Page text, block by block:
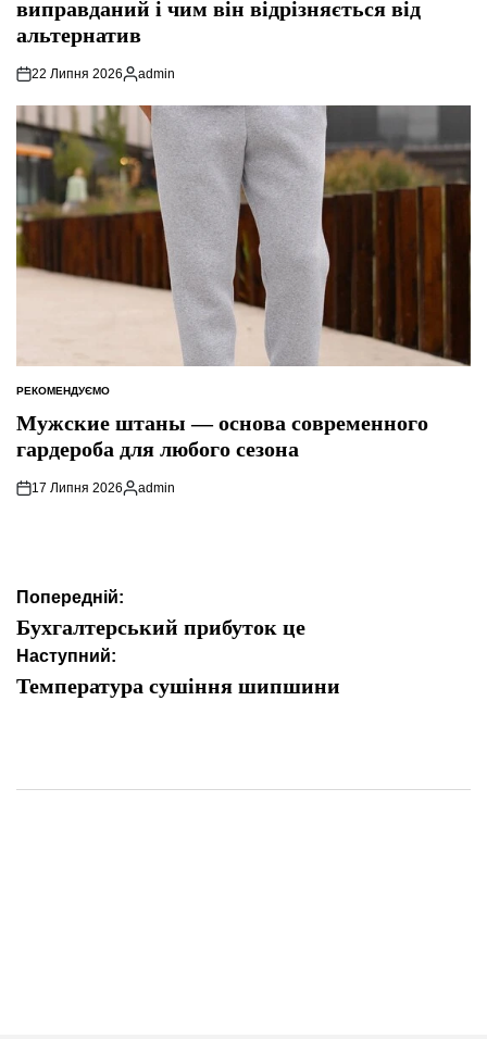
виправданий і чим він відрізняється від
альтернатив
22 Липня 2026
Опубліковано
admin
ОПУБЛІКУВАТИ
РЕКОМЕНДУЄМО
Мужские штаны — основа современного
гардероба для любого сезона
17 Липня 2026
Опубліковано
admin
Навігація
записів
Попередній:
Бухгалтерський прибуток це
Наступний:
Температура сушіння шипшини